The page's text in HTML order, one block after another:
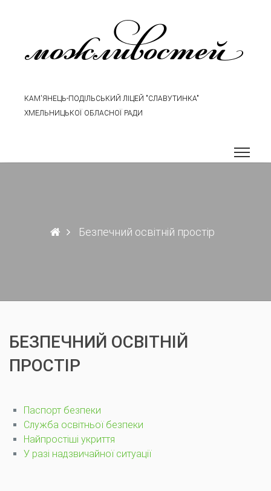
можливостей
КАМ'ЯНЕЦЬ-ПОДІЛЬСЬКИЙ ЛІЦЕЙ "СЛАВУТИНКА"
ХМЕЛЬНИЦЬКОЇ ОБЛАСНОЇ РАДИ
Безпечний освітній простір
БЕЗПЕЧНИЙ ОСВІТНІЙ
ПРОСТІР
Паспорт безпеки
Служба освітньої безпеки
Найпростіші укриття
У разі надзвичайної ситуації